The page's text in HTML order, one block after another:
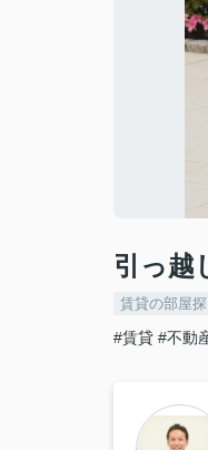
引っ越
賃貸の部屋探
#賃貸 #不動